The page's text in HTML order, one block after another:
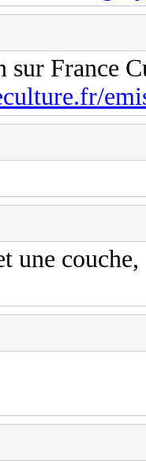
sur France
une